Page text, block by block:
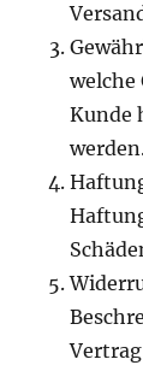
welche
Kunde